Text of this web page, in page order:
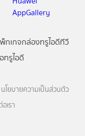
กเกจกล่องทรูไอดีทีวี
ทรูไอดี
นโยบายความเป็นส่วนตัว
เรา